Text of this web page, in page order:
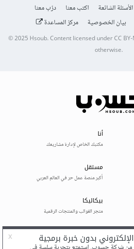
الأسئلة الشائعة اكتب معنا
درّب معنا
بيان الخصوصية مركز المساعدة
© 2025 Hsoub.Content licensed underCC
otherwise.